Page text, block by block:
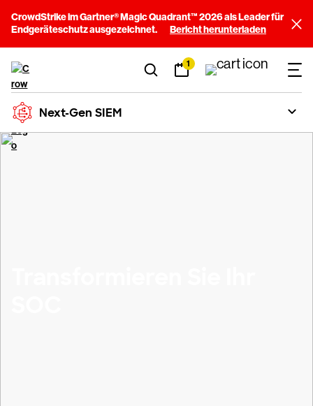
CrowdStrike im Gartner® Magic Quadrant™ 2026 als Leader für
Endgeräteschutz ausgezeichnet.
Bericht herunterladen
1
Next-Gen SIEM